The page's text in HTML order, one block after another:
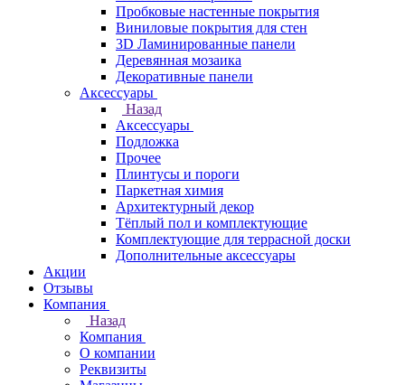
Пробковые настенные покрытия
Виниловые покрытия для стен
3D Ламинированные панели
Деревянная мозаика
Декоративные панели
Аксессуары
Назад
Аксессуары
Подложка
Прочее
Плинтусы и пороги
Паркетная химия
Архитектурный декор
Тёплый пол и комплектующие
Комплектующие для террасной доски
Дополнительные аксессуары
Акции
Отзывы
Компания
Назад
Компания
О компании
Реквизиты